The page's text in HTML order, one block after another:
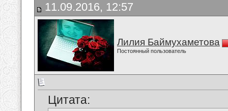
11.09.2016, 12:57
Лилия Баймухаметова
Постоянный пользователь
Цитата: